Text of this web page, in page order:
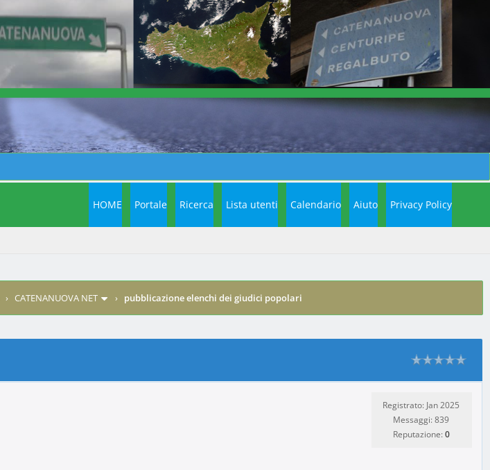
HOME Portale Ricerca Lista utenti Calendario Aiuto Privacy Policy
› CATENANUOVA NET › pubblicazione elenchi dei giudici popolari
Registrato: Jan 2025
Messaggi: 839
Reputazione: 0